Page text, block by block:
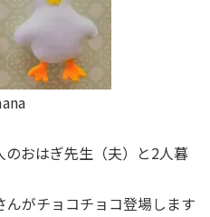
おはぎ先生（夫）と2人暮
んがチョコチョコ登場します